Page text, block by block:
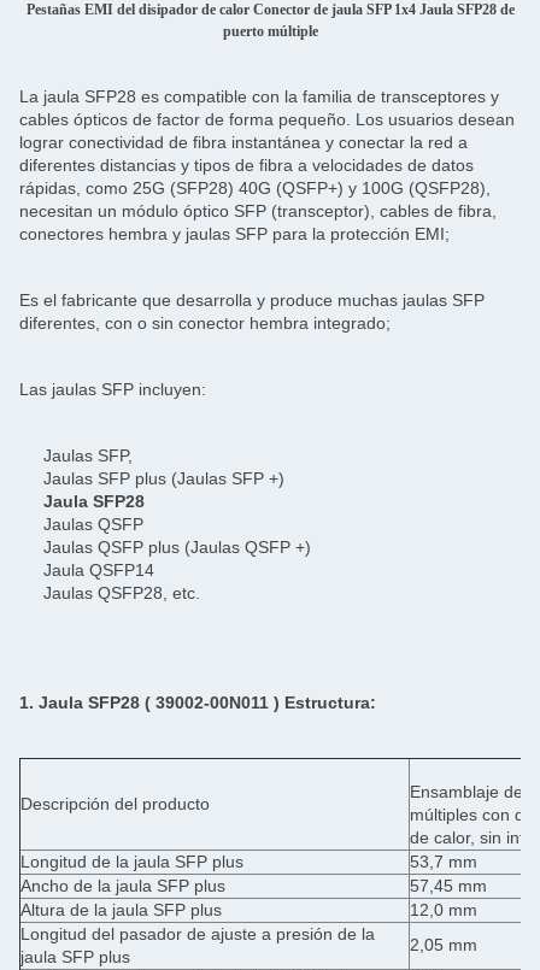
Pestañas EMI del disipador de calor Conector de jaula SFP 1x4 Jaula SFP28 de
puerto múltiple
La jaula SFP28 es compatible con la familia de transceptores y
cables ópticos de factor de forma pequeño. Los usuarios desean
lograr conectividad de fibra instantánea y conectar la red a
diferentes distancias y tipos de fibra a velocidades de datos
rápidas, como 25G (SFP28) 40G (QSFP+) y 100G (QSFP28),
necesitan un módulo óptico SFP (transceptor), cables de fibra,
conectores hembra y jaulas SFP para la protección EMI;
Es el fabricante que desarrolla y produce muchas jaulas SFP
diferentes, con o sin conector hembra integrado;
Las jaulas SFP incluyen:
Jaulas SFP,
Jaulas SFP plus (Jaulas SFP +)
Jaula SFP28
Jaulas QSFP
Jaulas QSFP plus (Jaulas QSFP +)
Jaula QSFP14
Jaulas QSFP28, etc.
1. Jaula SFP28 ( 39002-00N011 ) Estructura:
Descripción del producto
Ensamblaje de
múltiples con
de calor, sin
Longitud de la jaula SFP plus
53,7 mm
Ancho de la jaula SFP plus
57,45 mm
Altura de la jaula SFP plus
12,0 mm
Longitud del pasador de ajuste a presión de la
jaula SFP plus
2,05 mm